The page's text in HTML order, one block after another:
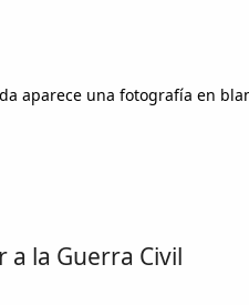
aparece una fotografía en
a la Guerra Civil